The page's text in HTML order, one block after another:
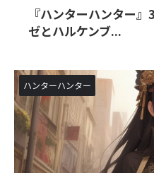
『ハンターハンター
ゼとハルケンブ...
ハンターハンター